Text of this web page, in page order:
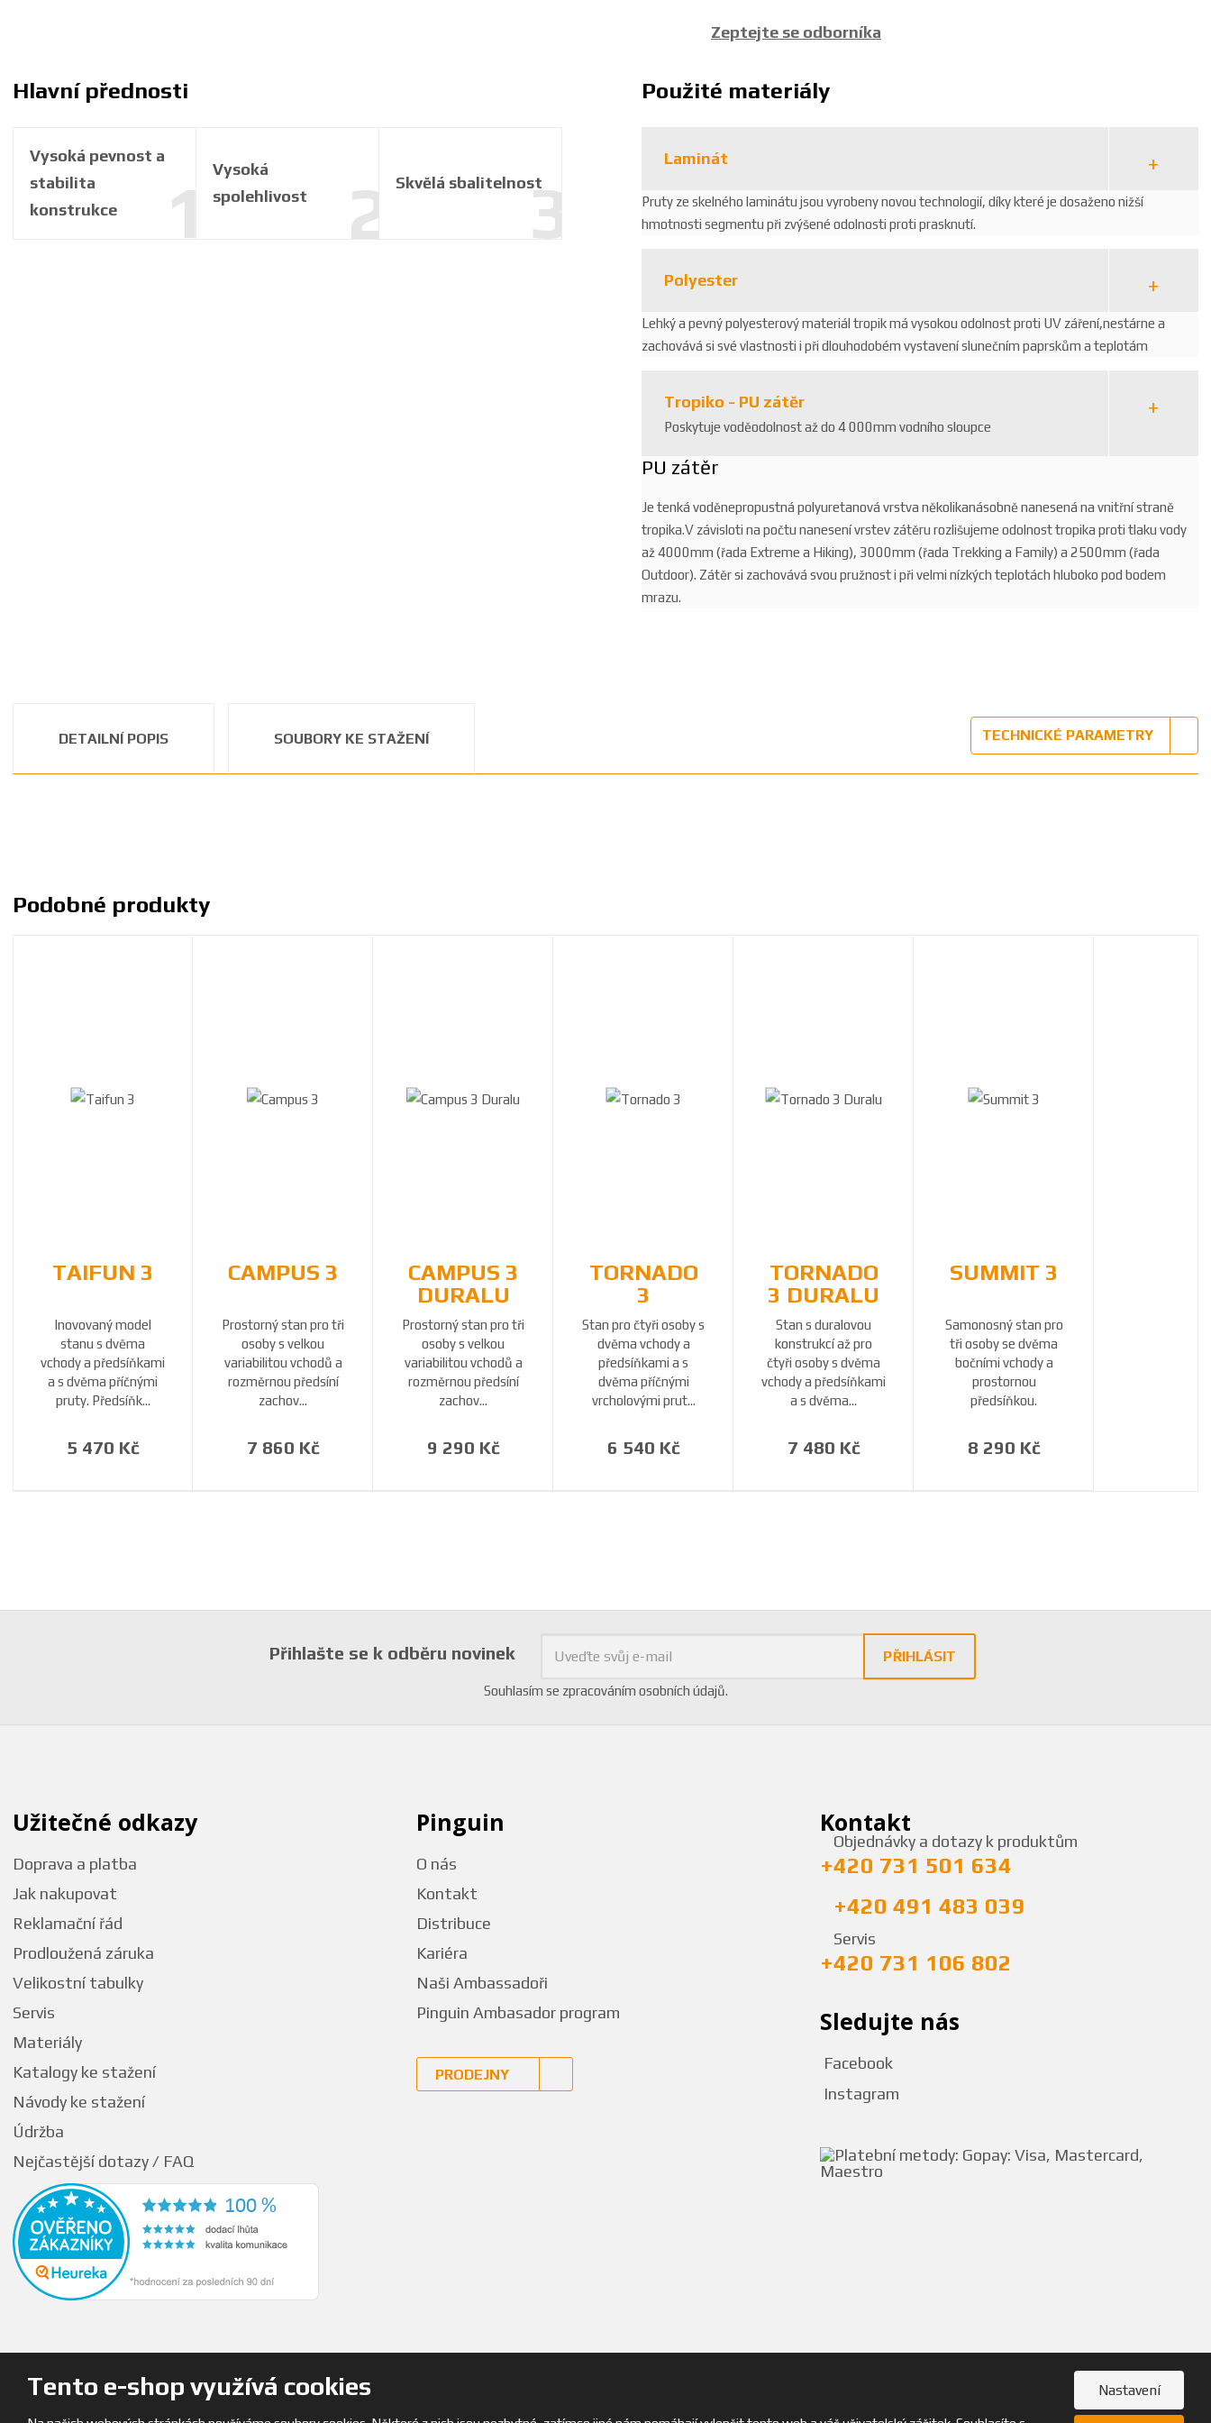
Tento e-shop využívá cookies Nastavení
8
3
3
Zeptejte se odborníka
Hlavní přednosti
Vysoká pevnost a
stabilita
konstrukce
Vysoká
spolehlivost
Skvělá sbalitelnost
Použité materiály
Laminát
Pruty ze skelného laminátu jsou vyrobeny novou technologií, díky které je dosaženo nižší
hmotnosti segmentu při zvýšené odolnosti proti prasknutí.
Polyester
Lehký a pevný polyesterový materiál tropik má vysokou odolnost proti UV záření,nestárne a
zachovává si své vlastnosti i při dlouhodobém vystavení slunečním paprskům a teplotám
Tropiko - PU zátěr
Poskytuje voděodolnost až do 4 000mm vodního sloupce
PU zátěr
Je tenká voděnepropustná polyuretanová vrstva několikanásobně nanesená na vnitřní straně
tropika.V závisloti na počtu nanesení vrstev zátěru rozlišujeme odolnost tropika proti tlaku vody
až 4000mm (řada Extreme a Hiking), 3000mm (řada Trekking a Family) a 2500mm (řada
Outdoor). Zátěr si zachovává svou pružnost i při velmi nízkých teplotách hluboko pod bodem
mrazu.
TECHNICKÉ PARAMETRY
DETAILNÍ POPIS SOUBORY KE STAŽENÍ
Podobné produkty
TAIFUN 3
Inovovaný model
stanu s dvěma
vchody a předsíňkami
a s dvěma příčnými
pruty. Předsíňk...
5 470 Kč
CAMPUS 3
Prostorný stan pro tři
osoby s velkou
variabilitou vchodů a
rozměrnou předsíní
zachov...
7 860 Kč
CAMPUS 3
DURALU
Prostorný stan pro tři
osoby s velkou
variabilitou vchodů a
rozměrnou předsíní
zachov...
9 290 Kč
TORNADO
3
Stan pro čtyři osoby s
dvěma vchody a
předsíňkami a s
dvěma příčnými
vrcholovými prut...
6 540 Kč
TORNADO
3 DURALU
Stan s duralovou
konstrukcí až pro
čtyři osoby s dvěma
vchody a předsíňkami
a s dvěma...
7 480 Kč
SUMMIT 3
Samonosný stan pro
tři osoby se dvěma
bočními vchody a
prostornou
předsíňkou.
8 290 Kč
Přihlašte se k odběru novinek PŘIHLÁSIT
Souhlasím se zpracováním osobních údajů.
Užitečné odkazy
Doprava a platba
Jak nakupovat
Reklamační řád
Prodloužená záruka
Velikostní tabulky
Servis
Materiály
Katalogy ke stažení
Návody ke stažení
Údržba
Nejčastější dotazy / FAQ
Pinguin
O nás
Kontakt
Distribuce
Kariéra
Naši Ambassadoři
Pinguin Ambasador program
PRODEJNY
Kontakt
Objednávky a dotazy k produktům
+420 731 501 634
+420 491 483 039
Servis
+420 731 106 802
Sledujte nás
Facebook
Instagram
© 2026, Pinguin